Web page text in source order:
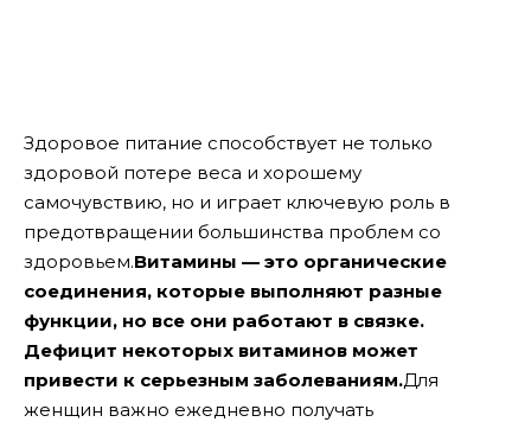
Здоровое питание способствует не только
здоровой потере веса и хорошему
самочувствию, но и играет ключевую роль в
предотвращении большинства проблем со
здоровьем.Витамины — это органические
соединения, которые выполняют разные
функции, но все они работают в связке.
Дефицит некоторых витаминов может
привести к серьезным заболеваниям.Для
женщин важно ежедневно получать